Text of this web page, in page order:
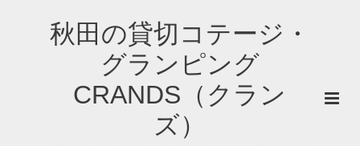
秋田の貸切コテージ・
グランピング
CRANDS（クラン
ズ）